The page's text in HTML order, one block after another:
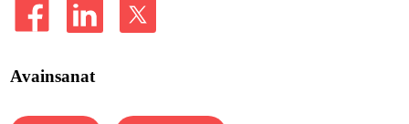
Avainsanat